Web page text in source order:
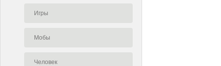
Игры
Мобы
Человек